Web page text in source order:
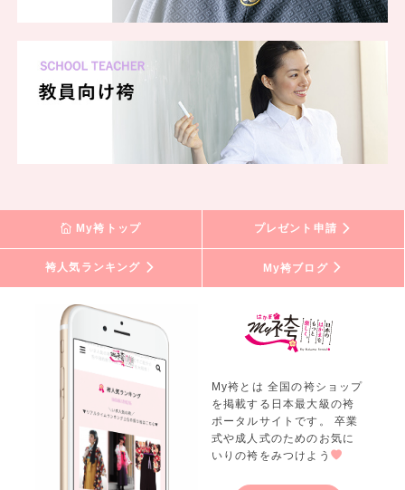
My袴トップ プレゼント申請
袴人気ランキング My袴ブログ
My袴とは 全国の袴ショップ
を掲載する日本最大級の袴
ポータルサイトです。 卒業
式や成人式のためのお気に
いりの袴をみつけよう